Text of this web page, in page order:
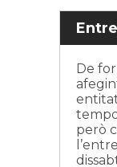
De
però